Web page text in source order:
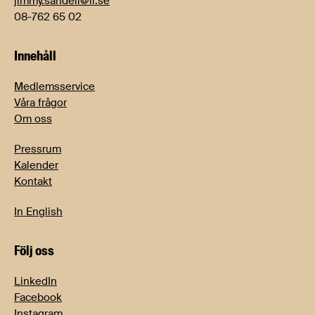
08-762 65 02
Innehåll
Medlemsservice
Våra frågor
Om oss
Pressrum
Kalender
Kontakt
In English
Följ oss
LinkedIn
Facebook